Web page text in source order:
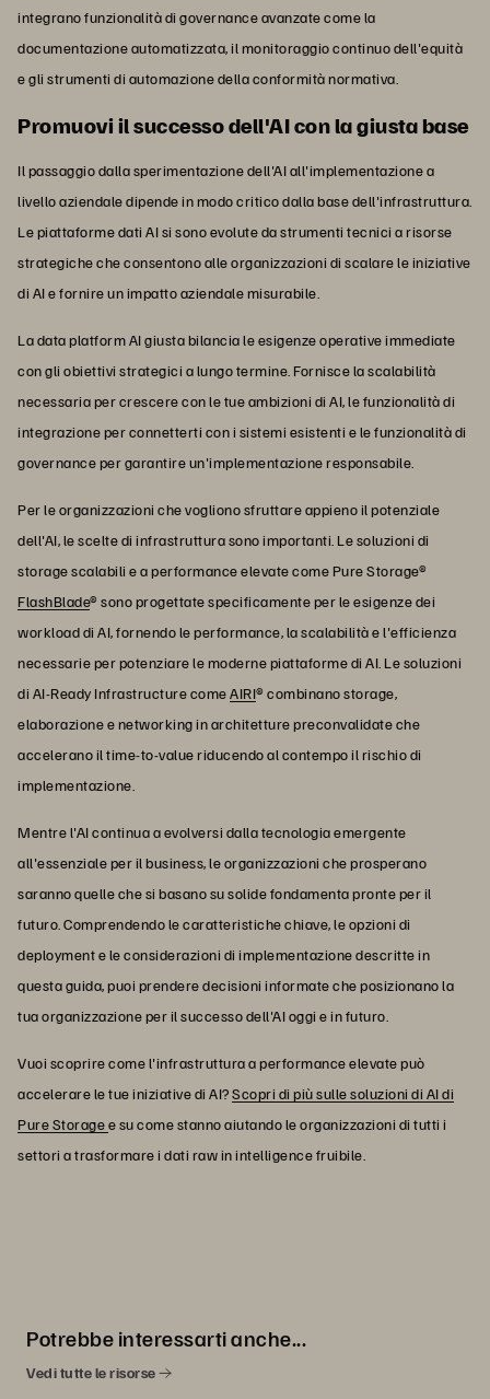
integrano funzionalità di governance avanzate come la
documentazione automatizzata, il monitoraggio continuo dell'equità
e gli strumenti di automazione della conformità normativa.
Promuovi il successo dell'AI con la giusta base
Il passaggio dalla sperimentazione dell'AI all'implementazione a
livello aziendale dipende in modo critico dalla base dell'infrastruttura.
Le piattaforme dati AI si sono evolute da strumenti tecnici a risorse
strategiche che consentono alle organizzazioni di scalare le iniziative
di AI e fornire un impatto aziendale misurabile.
La data platform AI giusta bilancia le esigenze operative immediate
con gli obiettivi strategici a lungo termine. Fornisce la scalabilità
necessaria per crescere con le tue ambizioni di AI, le funzionalità di
integrazione per connetterti con i sistemi esistenti e le funzionalità di
governance per garantire un'implementazione responsabile.
Per le organizzazioni che vogliono sfruttare appieno il potenziale
dell'AI, le scelte di infrastruttura sono importanti. Le soluzioni di
storage scalabili e a performance elevate come Pure Storage®
FlashBlade® sono progettate specificamente per le esigenze dei
workload di AI, fornendo le performance, la scalabilità e l'efficienza
necessarie per potenziare le moderne piattaforme di AI. Le soluzioni
di AI-Ready Infrastructure comeAIRI® combinano storage,
elaborazione e networking in architetture preconvalidate che
accelerano il time-to-value riducendo al contempo il rischio di
implementazione.
Mentre l'AI continua a evolversi dalla tecnologia emergente
all'essenziale per il business, le organizzazioni che prosperano
saranno quelle che si basano su solide fondamenta pronte per il
futuro. Comprendendo le caratteristiche chiave, le opzioni di
deployment e le considerazioni di implementazione descritte in
questa guida, puoi prendere decisioni informate che posizionano la
tua organizzazione per il successo dell'AI oggi e in futuro.
Vuoi scoprire come l'infrastruttura a performance elevate può
accelerare le tue iniziative di AI?Scopri di più sulle soluzioni di AI di
Pure Storagee su come stanno aiutando le organizzazioni di tutti i
settori a trasformare i dati raw in intelligence fruibile.
Potrebbe interessarti anche...
Vedi tutte le risorse